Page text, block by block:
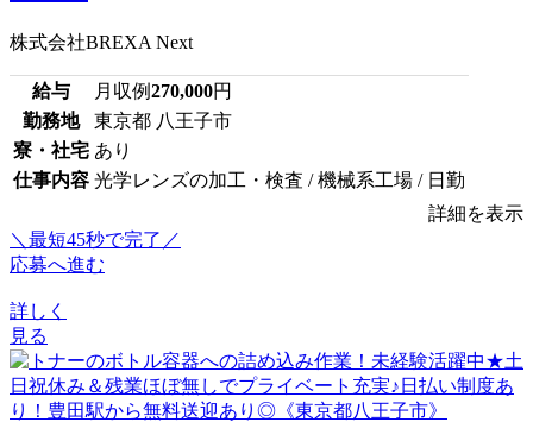
株式会社BREXA Next
給与 月収例270,000円
勤務地
東京都 八王子市
寮・社宅 あり
仕事内容 光学レンズの加工・検査 / 機械系工場 / 日勤
詳細を表示
＼最短45秒で完了／
応募へ進む
詳しく
見る